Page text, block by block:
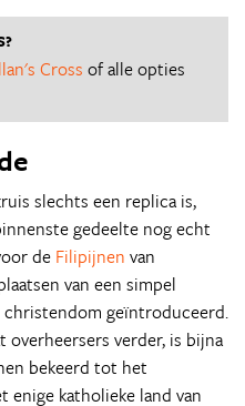
Cross of alle opties
slechts een replica is,
gedeelte nog echt
de Filipijnen van
van een simpel
geïntroduceerd.
overheersers verder, is bijna
bekeerd tot het
katholieke land van